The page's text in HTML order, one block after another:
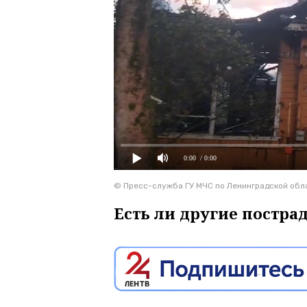
0:00 / 0:00
© Пресс-служба ГУ МЧС по Ленинградской
Есть ли другие